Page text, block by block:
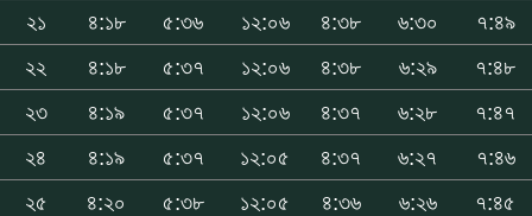
২১
৪:১৮ ৫:৩৬ ১২:০৬ ৪:৩৮ ৬:৩০
৭:৪৯
২২
৪:১৮ ৫:৩৭ ১২:০৬ ৪:৩৮ ৬:২৯
৭:৪৮
২৩
৪:১৯ ৫:৩৭ ১২:০৬ ৪:৩৭ ৬:২৮
৭:৪৭
২৪
৪:১৯ ৫:৩৭ ১২:০৫ ৪:৩৭ ৬:২৭
৭:৪৬
২৫
৪:২০ ৫:৩৮ ১২:০৫ ৪:৩৬ ৬:২৬
৭:৪৫